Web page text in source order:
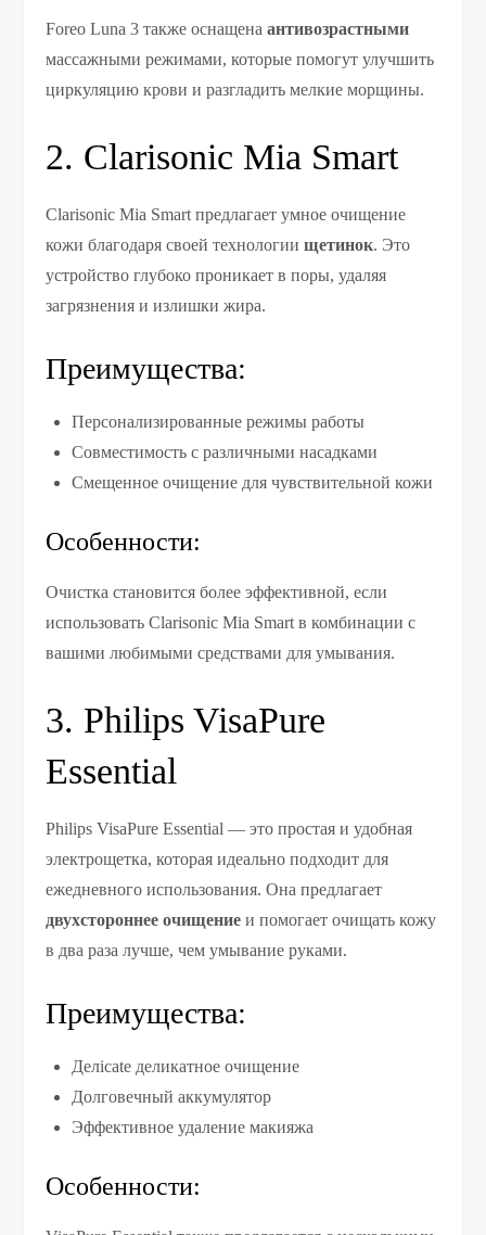
Foreo Luna 3 также оснащенаантивозрастными
массажными режимами, которые помогут улучшить
циркуляцию крови и разгладить мелкие морщины.
2. Clarisonic Mia Smart
Clarisonic Mia Smart предлагает умное очищение
кожи благодаря своей технологиищетинок. Это
устройство глубоко проникает в поры, удаляя
загрязнения и излишки жира.
Преимущества:
Персонализированные режимы работы
Совместимость с различными насадками
Смещенное очищение для чувствительной кожи
Особенности:
Очистка становится более эффективной, если
использовать Clarisonic Mia Smart в комбинации с
вашими любимыми средствами для умывания.
3. Philips VisaPure
Essential
Philips VisaPure Essential — это простая и удобная
электрощетка, которая идеально подходит для
ежедневного использования. Она предлагает
двухстороннее очищение и помогает очищать кожу
в два раза лучше, чем умывание руками.
Преимущества:
Делicate деликатное очищение
Долговечный аккумулятор
Эффективное удаление макияжа
Особенности: